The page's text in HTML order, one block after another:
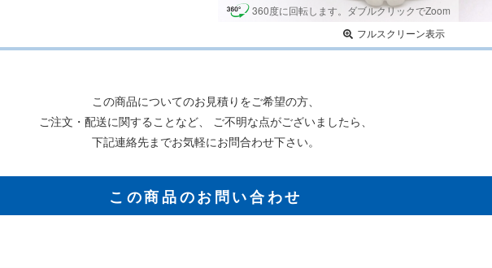
360度に回転します。ダブルクリックでZoom
フルスクリーン表示
この商品についてのお見積りをご希望の方、
ご注文・配送に関することなど、 ご不明な点がございましたら、
下記連絡先までお気軽にお問合わせ下さい。
この商品のお問い合わせ